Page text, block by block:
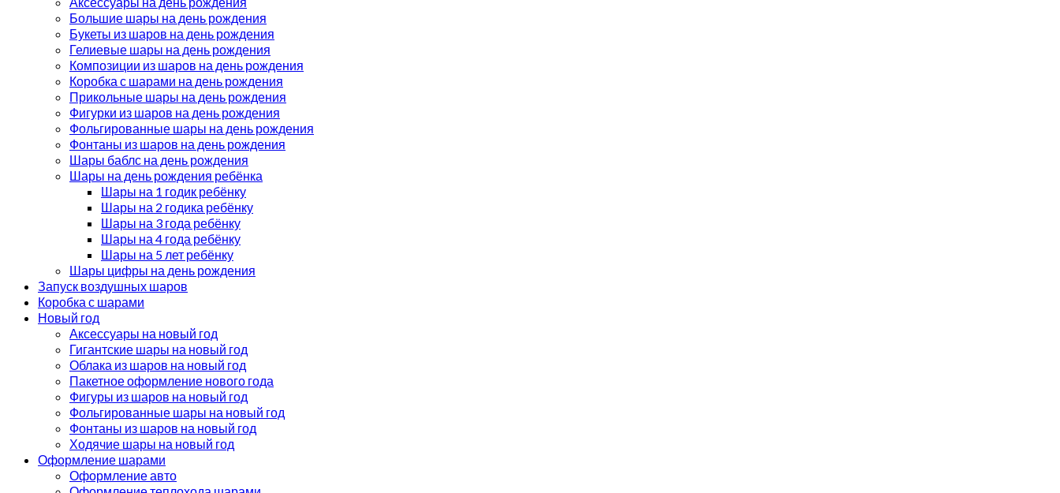
Большие шары на день рождения
Букеты из шаров на день рождения
Гелиевые шары на день рождения
Композиции из шаров на день рождения
Коробка с шарами на день рождения
Прикольные шары на день рождения
Фигурки из шаров на день рождения
Фольгированные шары на день рождения
Фонтаны из шаров на день рождения
Шары баблс на день рождения
Шары на день рождения ребёнка
Шары на 1 годик ребёнку
Шары на 2 годика ребёнку
Шары на 3 года ребёнку
Шары на 4 года ребёнку
Шары на 5 лет ребёнку
Шары цифры на день рождения
Запуск воздушных шаров
Коробка с шарами
Новый год
Аксессуары на новый год
Гигантские шары на новый год
Облака из шаров на новый год
Пакетное оформление нового года
Фигуры из шаров на новый год
Фольгированные шары на новый год
Фонтаны из шаров на новый год
Ходячие шары на новый год
Оформление шарами
Оформление авто